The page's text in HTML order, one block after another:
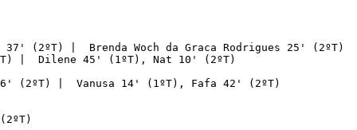
|  Brenda Woch da Graca Rodrigues 25' (2ºT)
|  Dilene 45' (1ºT), Nat 10' (2ºT)
(2ºT) |  Vanusa 14' (1ºT), Fafa 42' (2ºT)